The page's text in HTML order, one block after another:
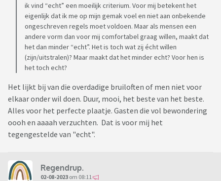
ik vind “echt” een moeilijk criterium. Voor mij betekent het
eigenlijk dat ik me op mijn gemak voel en niet aan onbekende
ongeschreven regels moet voldoen. Maar als mensen een
andere vorm dan voor mij comfortabel graag willen, maakt dat
het dan minder “echt”. Het is toch wat zij écht willen
(zijn/uitstralen)? Maar maakt dat het minder echt? Voor hen is
het toch echt?
Het lijkt bij van die overdadige bruiloften of men niet voor
elkaar onder wil doen. Duur, mooi, het beste van het beste.
Alles voor het perfecte plaatje. Gasten die vol bewondering
oooh en aaaah verzuchten. Dat is voor mij het
tegengestelde van "echt".
Regendrup.
02-08-2023 om 08:11